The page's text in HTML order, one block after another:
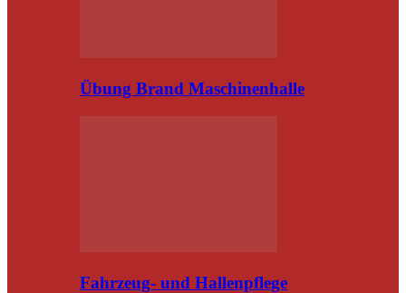
Übung Brand Maschinenhalle
Fahrzeug- und Hallenpflege